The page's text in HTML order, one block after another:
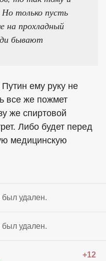
только пусть
на прохладный
бывают
ему руку не
все же пожмет
же спиртовой
Либо будет перед
медицинскую
удален.
удален.
+12